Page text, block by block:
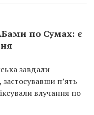
по Сумах: є
завдали
п’ять
влучання по